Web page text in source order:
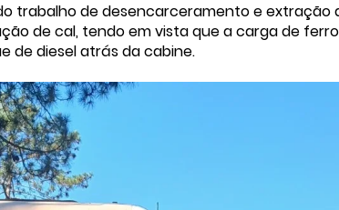
trabalho de desencarceramento e extração
de cal, tendo em vista que a carga de
de diesel atrás da cabine.